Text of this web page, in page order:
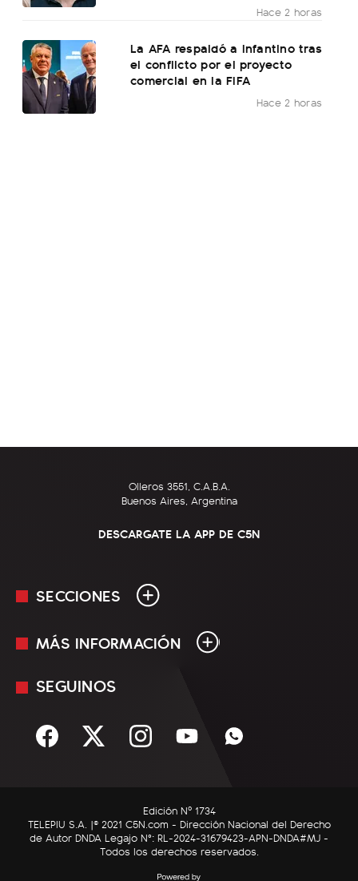
Hace 2 horas
La AFA respaldó a Infantino tras
el conflicto por el proyecto
comercial en la FIFA
Hace 2 horas
Olleros 3551, C.A.B.A.
Buenos Aires, Argentina
DESCARGATE LA APP DE C5N
SECCIONES
En Vivo
Sociedad
C5N Autos
RatingCero
MÁS INFORMACIÓN
Mediakit
Términos y condiciones
SEGUINOS
Edición Nº 1734
TELEPIU S.A. |© 2021 C5N.com - Dirección Nacional del Derecho
de Autor DNDA Legajo N°: RL-2024-31679423-APN-DNDA#MJ -
Todos los derechos reservados.